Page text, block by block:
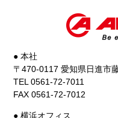
● 本社
〒470-0117 愛知県日進市
TEL 0561-72-7011
FAX 0561-72-7012
● 横浜オフィス